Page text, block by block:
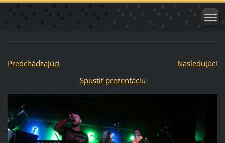
Predchádzajúci
Nasledujúci
Spustiť prezentáciu